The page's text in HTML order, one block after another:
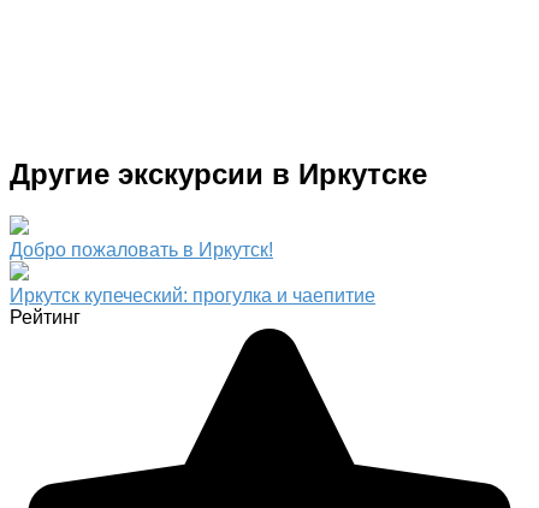
Другие экскурсии в Иркутске
Добро пожаловать в Иркутск!
Иркутск купеческий: прогулка и чаепитие
Рейтинг